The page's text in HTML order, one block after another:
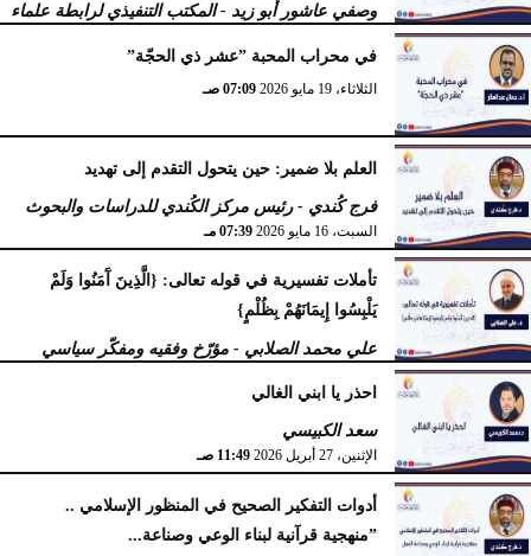
وصفي عاشور أبو زيد - المكتب التنفيذي لرابطة علماء
أهل السنّة
الثلاثاء، 19 مايو 2026 10:44 مـ
في محراب المحبة ”عشر ذي الحجّة”
الثلاثاء، 19 مايو 2026 07:09 صـ
العلم بلا ضمير: حين يتحول التقدم إلى تهديد
فرج كُندي - رئيس مركز الكُندي للدراسات والبحوث
السبت، 16 مايو 2026 07:39 مـ
تأملات تفسيرية في قوله تعالى: {الَّذِينَ آَمَنُوا وَلَمْ
يَلْبِسُوا إِيمَانَهُمْ بِظُلْمٍ}
علي محمد الصلابي - مؤرّخ وفقيه ومفكّر سياسي
الإثنين، 27 أبريل 2026 11:55 صـ
احذر يا ابني الغالي
سعد الكبيسي
الإثنين، 27 أبريل 2026 11:49 صـ
أدوات التفكير الصحيح في المنظور الإسلامي ..
”منهجية قرآنية لبناء الوعي وصناعة...